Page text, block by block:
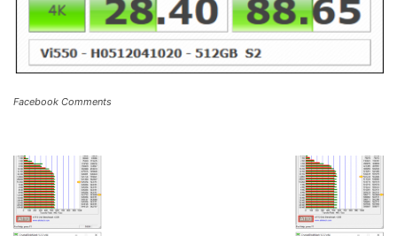
Facebook Comments